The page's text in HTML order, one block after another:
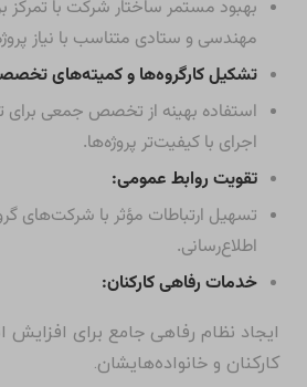
بهبود مستمر ساختار شرکت با تمرکز
مهندسی و ستادی متناسب با نیاز
تشکیل کارگروه‌ها و کمیته‌های
استفاده بهینه از تخصص جمعی برای
اجرای با کیفیت‌تر پروژه‌ها.
تقویت روابط عمومی:
تسهیل ارتباطات مؤثر با شرکت‌های
اطلاع‌رسانی.
خدمات رفاهی کارکنان:
ایجاد نظام رفاهی جامع برای
کارکنان و خانواده‌هایشان.